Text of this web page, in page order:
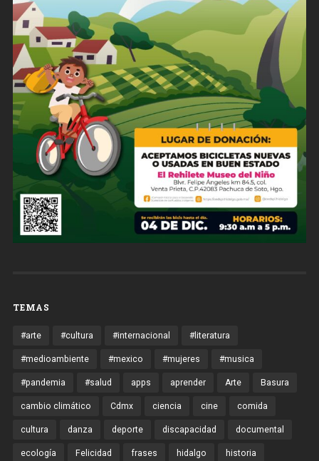
TEMAS
#arte #cultura #internacional #literatura
#medioambiente #mexico #mujeres #musica
#pandemia #salud apps aprender Arte Basura
cambio climático Cdmx ciencia cine comida
cultura danza deporte discapacidad documental
ecología Felicidad frases hidalgo historia